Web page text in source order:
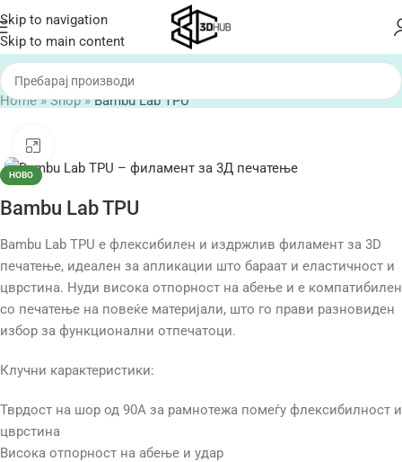
Skip to navigation
Skip to main content
Home»Shop»Bambu Lab TPU
НОВО
Bambu Lab TPU
Bambu Lab TPU е флексибилен и издржлив филамент за 3D
печатење, идеален за апликации што бараат и еластичност и
цврстина. Нуди висока отпорност на абење и е компатибилен
со печатење на повеќе материјали, што го прави разновиден
избор за функционални отпечатоци.
Клучни карактеристики:
Тврдост на шор од 90A за рамнотежа помеѓу флексибилност и
цврстина
Висока отпорност на абење и удар